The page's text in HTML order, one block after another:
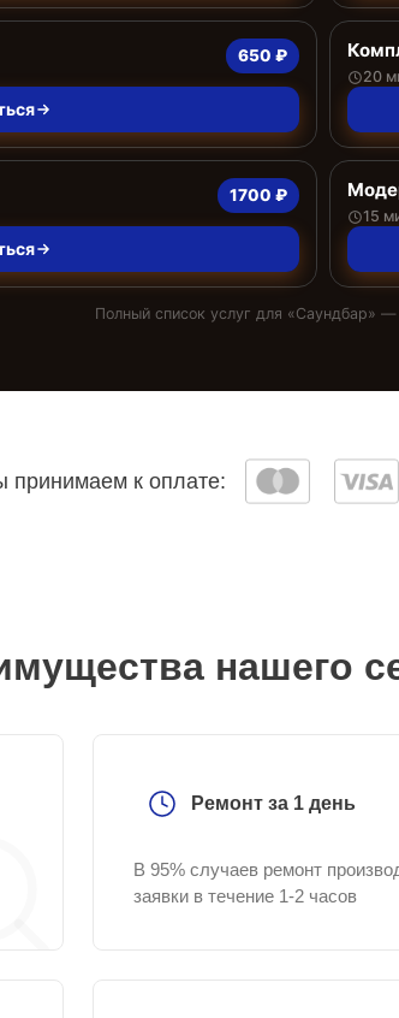
650 ₽
20
1700 ₽
15
Полный список услуг для «Саундбар» —
принимаем к оплате:
нашего
Ремонт за 1 день
В 95% случаев ремонт
заявки в течение 1-2 часов